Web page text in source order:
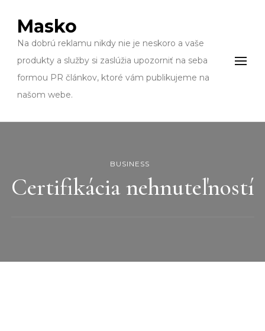
Masko
Na dobrú reklamu nikdy nie je neskoro a vaše
produkty a služby si zaslúžia upozorniť na seba
formou PR článkov, ktoré vám publikujeme na
našom webe.
BUSINESS
Certifikácia nehnuteľností